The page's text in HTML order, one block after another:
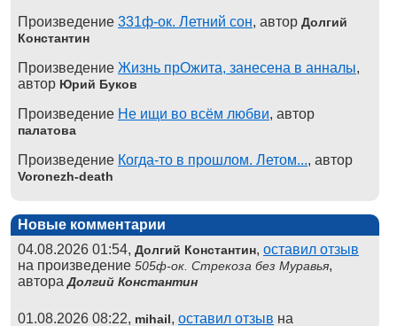
Произведение 331ф-ок. Летний сон, автор Долгий
Константин
Произведение Жизнь прОжита, занесена в анналы,
автор Юрий Буков
Произведение Не ищи во всём любви, автор
палатова
Произведение Когда-то в прошлом. Летом..., автор
Voronezh-death
Новые комментарии
04.08.2026 01:54, Долгий Константин, оставил отзыв
на произведение 505ф-ок. Стрекоза без Муравья,
автораДолгий Константин
01.08.2026 08:22, mihail, оставил отзыв на